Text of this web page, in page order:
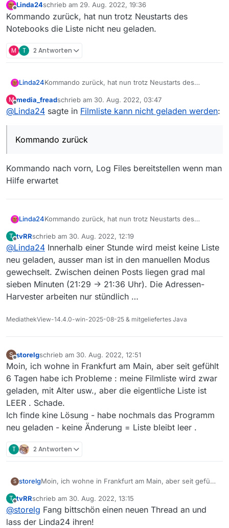
Linda24schrieb am 29. Aug. 2022, 19:36
zuletzt editiert von
Kommando zurück, hat nun trotz Neustarts des
Notebooks die Liste nicht neu geladen.
M T 2 Antworten
Linda24Kommando zurück, hat nun trotz Neustarts des
M
Offline
media_freadschrieb am 30. Aug. 2022, 03:47
zuletzt editiert von
@Linda24 sagte in Filmliste kann nicht geladen werden:
Kommando zurück
Kommando nach vorn, Log Files bereitstellen wenn man
Hilfe erwartet
Linda24Kommando zurück, hat nun trotz Neustarts des
T
Offline
tvRRschrieb am 30. Aug. 2022, 12:19
zuletzt editiert von
@Linda24 Innerhalb einer Stunde wird meist keine Liste
neu geladen, ausser man ist in den manuellen Modus
gewechselt. Zwischen deinen Posts liegen grad mal
sieben Minuten (21:29 -> 21:36 Uhr). Die Adressen-
Harvester arbeiten nur stündlich …
MediathekView-14.4.0-win-2025-08-25 & mitgeliefertes Java
S
Offline
storelgschrieb am 30. Aug. 2022, 12:51
zuletzt editiert von
Moin, ich wohne in Frankfurt am Main, aber seit gefühlt
6 Tagen habe ich Probleme : meine Filmliste wird zwar
geladen, mit Alter usw., aber die eigentliche Liste ist
LEER . Schade.
Ich finde kine Lösung - habe nochmals das Programm
neu geladen - keine Änderung = Liste bleibt leer .
T 2 Antworten
S storelgMoin, ich wohne in Frankfurt am Main, aber seit gefühlt
geladen, mit Alter usw., aber die eigentliche Liste ist
LEER . Schade.
Ich finde kine Lösung - habe nochmals das Programm
T
Offline
tvRRschrieb am 30. Aug. 2022, 13:15
zuletzt editiert von
@storelg Fang bittschön einen neuen Thread an und
lass der Linda24 ihren!